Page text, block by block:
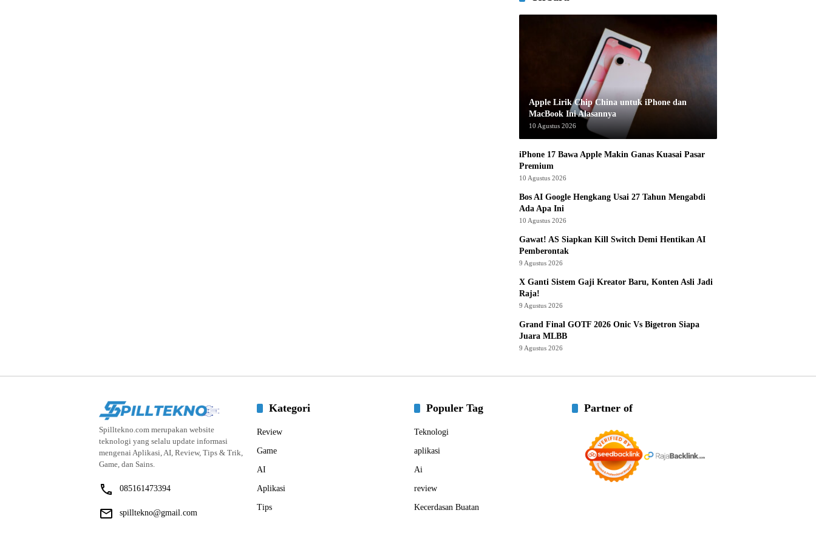
Apple Lirik Chip China untuk iPhone dan
MacBook Ini Alasannya
10 Agustus 2026
iPhone 17 Bawa Apple Makin Ganas Kuasai Pasar
Premium
10 Agustus 2026
Bos AI Google Hengkang Usai 27 Tahun Mengabdi
Ada Apa Ini
10 Agustus 2026
Gawat! AS Siapkan Kill Switch Demi Hentikan AI
Pemberontak
9 Agustus 2026
X Ganti Sistem Gaji Kreator Baru, Konten Asli Jadi
Raja!
9 Agustus 2026
Grand Final GOTF 2026 Onic Vs Bigetron Siapa
Juara MLBB
9 Agustus 2026
Spilltekno.com merupakan website
teknologi yang selalu update informasi
mengenai Aplikasi, AI, Review, Tips & Trik,
Game, dan Sains.
085161473394
spilltekno@gmail.com
Kategori
Review
Game
AI
Aplikasi
Tips
Populer Tag
Teknologi
aplikasi
Ai
review
Kecerdasan Buatan
Partner of